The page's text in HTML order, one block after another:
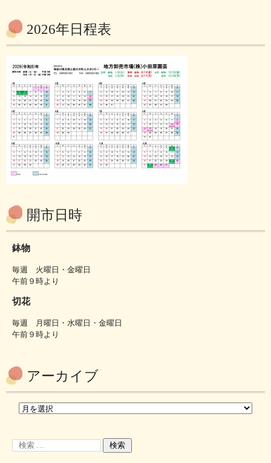
2026年日程表
開市日時
鉢物
毎週 火曜日・金曜日
午前９時より
切花
毎週 月曜日・水曜日・金曜日
午前９時より
アーカイブ